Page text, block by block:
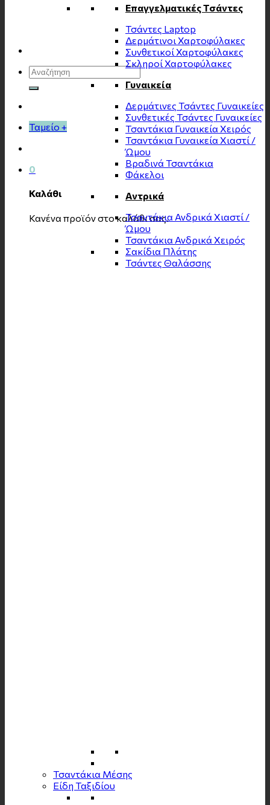
Αναζήτηση
για:
Ταμείο +
0
Καλάθι
Κανένα προϊόν στο καλάθι σας.
Επαγγελματικές Τσάντες
Τσάντες Laptop
Δερμάτινοι Χαρτοφύλακες
Συνθετικοί Χαρτοφύλακες
Σκληροί Χαρτοφύλακες
Γυναικεία
Δερμάτινες Τσάντες Γυναικείες
Συνθετικές Τσάντες Γυναικείες
Τσαντάκια Γυναικεία Χειρός
Τσαντάκια Γυναικεία Χιαστί /
Ώμου
Βραδινά Τσαντάκια
Φάκελοι
Αντρικά
Τσαντάκια Ανδρικά Χιαστί /
Ώμου
Τσαντάκια Ανδρικά Χειρός
Σακίδια Πλάτης
Τσάντες Θαλάσσης
Τσαντάκια Μέσης
Είδη Ταξιδίου